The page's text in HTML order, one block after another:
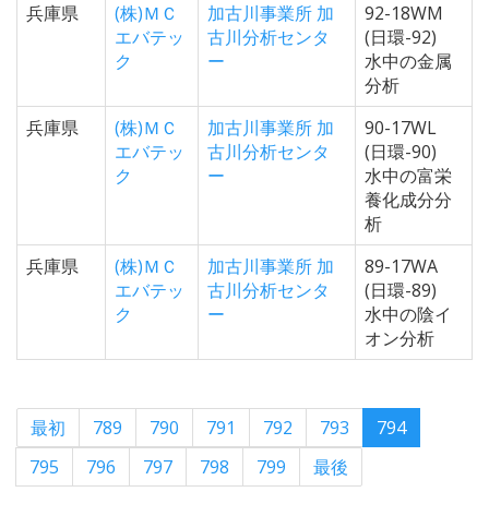
兵庫県
(株)ＭＣ
エバテッ
ク
加古川事業所 加
古川分析センタ
ー
92-18WM
(日環-92)
水中の金属
分析
兵庫県
(株)ＭＣ
エバテッ
ク
加古川事業所 加
古川分析センタ
ー
90-17WL
(日環-90)
水中の富栄
養化成分分
析
兵庫県
(株)ＭＣ
エバテッ
ク
加古川事業所 加
古川分析センタ
ー
89-17WA
(日環-89)
水中の陰イ
オン分析
最初 789 790 791 792 793
794
795
796 797 798 799 最後